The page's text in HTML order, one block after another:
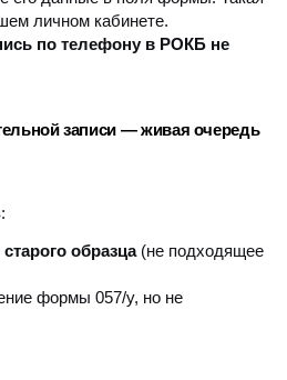
личном кабинете.
по телефону в РОКБ не
записи — живая очередь
старого образца(не подходящее
формы 057/у, но не